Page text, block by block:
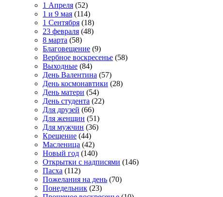
1 Апреля (52)
1 и 9 мая (114)
1 Сентября (18)
23 февраля (48)
8 марта (58)
Благовещение (9)
Вербное воскресенье (58)
Выходные (84)
День Валентина (57)
День космонавтики (28)
День матери (54)
День студента (22)
Для друзей (66)
Для женщин (51)
Для мужчин (36)
Крещение (44)
Масленица (42)
Новый год (140)
Открытки с надписями (146)
Пасха (112)
Пожелания на день (70)
Понедельник (23)